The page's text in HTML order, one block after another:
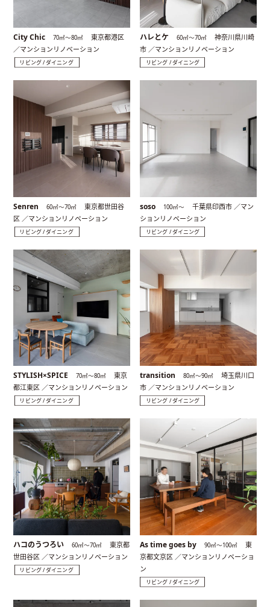
City Chic 70㎡〜80㎡
東京都港区
／マンションリノベーション
リビング / ダイニング
ハレとケ 60㎡〜70㎡
神奈川県川崎
市 ／マンションリノベーション
リビング / ダイニング
Senren 60㎡〜70㎡
東京都世田谷
区 ／マンションリノベーション
リビング / ダイニング
soso 100㎡〜
千葉県印西市 ／マン
ションリノベーション
リビング / ダイニング
STYLISH×SPICE 70㎡〜80㎡
東京
都江東区 ／マンションリノベーション
リビング / ダイニング
transition 80㎡〜90㎡
埼玉県川口
市 ／マンションリノベーション
リビング / ダイニング
ハコのうつろい 60㎡〜70㎡
東京都
世田谷区 ／マンションリノベーション
リビング / ダイニング
As time goes by 90㎡〜100㎡
東
京都文京区 ／マンションリノベーショ
ン
リビング / ダイニング